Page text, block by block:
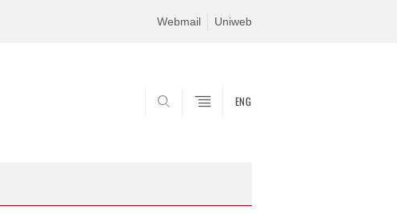
Webmail Uniweb
ENG